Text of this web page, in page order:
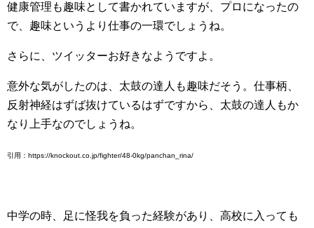
健康管理も趣味として書かれていますが、プロになったの
で、趣味というより仕事の一環でしょうね。
さらに、ツイッターお好きなようですよ。
意外な気がしたのは、太鼓の達人も趣味だそう。仕事柄、
反射神経はずば抜けているはずですから、太鼓の達人もか
なり上手なのでしょうね。
引用：https://knockout.co.jp/fighter/48-0kg/panchan_rina/
中学の時、足に怪我を負った経験があり、高校に入っても